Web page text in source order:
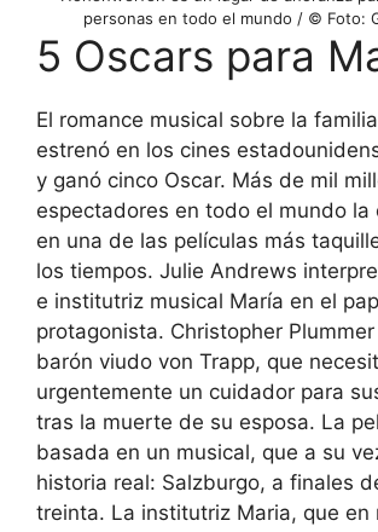
personas en todo el mundo / © Foto:
5 Oscars para
El romance musical sobre la
estrenó en los cines
y ganó cinco Oscar. Más de mil
espectadores en todo el mundo la
en una de las películas más
los tiempos. Julie Andrews
e institutriz musical María en el
protagonista. Christopher
barón viudo von Trapp, que
urgentemente un cuidador para
tras la muerte de su esposa. La
basada en un musical, que a su
historia real: Salzburgo, a finales
treinta. La institutriz Maria, que en